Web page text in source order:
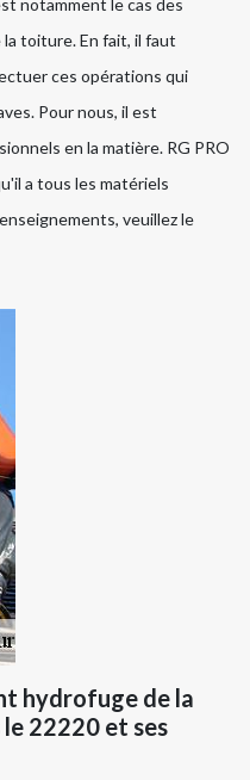
notamment le cas des
toiture. En fait, il faut
ces opérations qui
Pour nous, il est
en la matière. RG PRO
a tous les matériels
veuillez le
hydrofuge de la
22220 et ses